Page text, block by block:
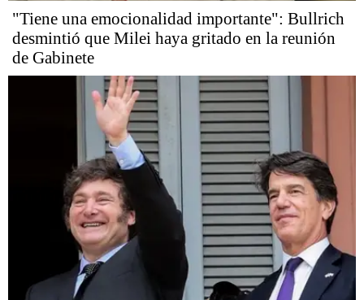
"Tiene una emocionalidad importante": Bullrich
desmintió que Milei haya gritado en la reunión
de Gabinete